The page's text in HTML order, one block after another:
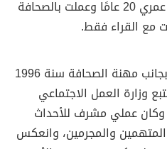
رسميًا سنة 1996 حيث كان عمري 20 عامًا وعملت بالصحافة
مع القراء فقط.
عملت في وظيفة حكومية بجانب مهنة الصحافة سنة 1996
وزارة العمل الاجتماعي
وكان عملي مشرف للأحداث
المتهمين والمجرمين، وانعكس